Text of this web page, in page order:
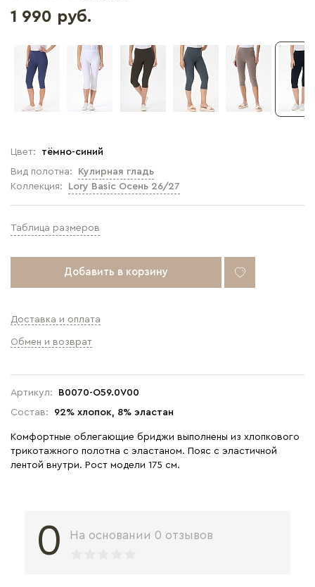
Артикул:
B0070-O59.0V00
Состав:
92% хлопок, 8% эластан
Комфортные облегающие бриджи выполнены из хлопкового
трикотажного полотна с эластаном. Пояс с эластичной
лентой внутри. Рост модели 175 см.
Коллекция: Lory Basic Осень 26/27
Вид полотна: Кулирная гладь
Цвет: тёмно-синий
Таблица размеров
1 990 руб.
Добавить в корзину
Доставка и оплата
Обмен и возврат
0 На основании 0 отзывов